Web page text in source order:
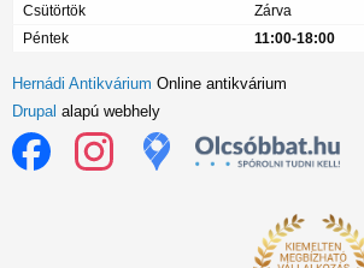
Csütörtök
Zárva
Péntek
11:00-18:00
Hernádi Antikvárium Online antikvárium
Drupal alapú webhely